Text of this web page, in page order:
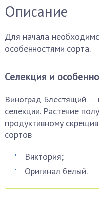
Описание
Для начала
особенностями сорта.
Селекция и
Виноград Блестящий —
селекции. Растение
продуктивному
сортов:
Виктория;
Оригинал белый.